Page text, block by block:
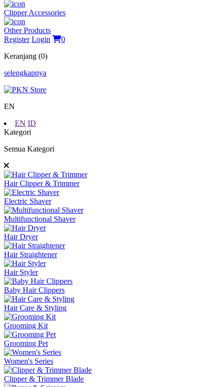
Clipper Accessories
Other Products
Register Login
0
Keranjang (0)
selengkapnya
EN
EN ID
Kategori
Semua Kategori
Hair Clipper & Trimmer
Electric Shaver
Multifunctional Shaver
Hair Dryer
Hair Straightener
Hair Styler
Baby Hair Clippers
Hair Care & Styling
Grooming Kit
Grooming Pet
Women's Series
Clipper & Trimmer Blade